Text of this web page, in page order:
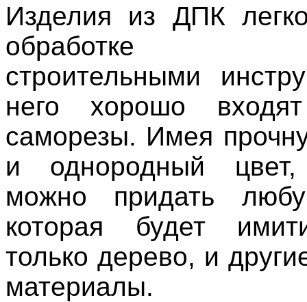
Изделия из ДПК
обработке
строительными
него хорошо
саморезы. Имея
и однородный цвет,
можно придать
которая будет
только дерево, и
материалы.